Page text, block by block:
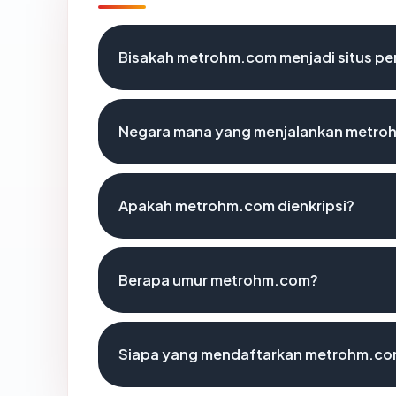
Bisakah metrohm.com menjadi situs
Negara mana yang menjalankan
Apakah metrohm.com dienkripsi?
Berapa umur metrohm.com?
Siapa yang mendaftarkan